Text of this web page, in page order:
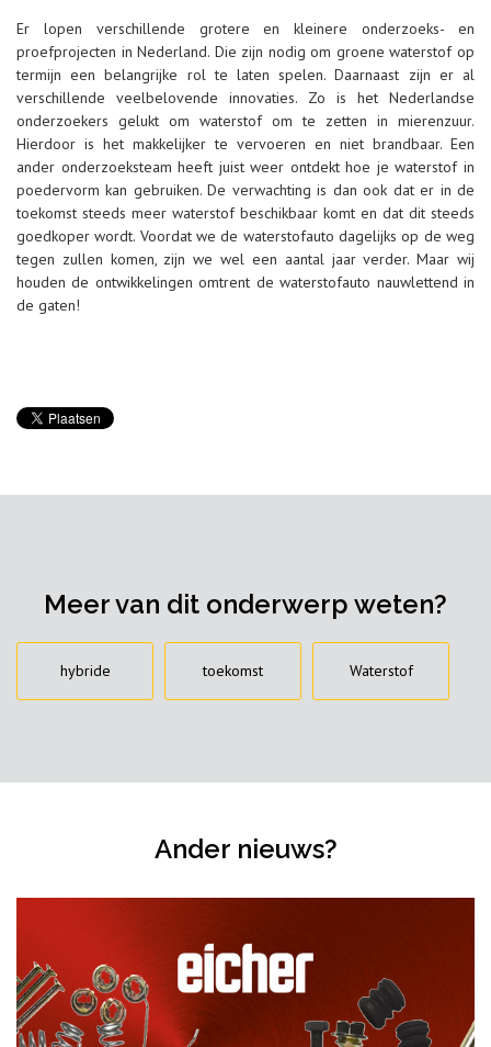
Er lopen verschillende grotere en kleinere onderzoeks- en
proefprojecten in Nederland. Die zijn nodig om groene waterstof op
termijn een belangrijke rol te laten spelen. Daarnaast zijn er al
verschillende veelbelovende innovaties. Zo is het Nederlandse
onderzoekers gelukt om waterstof om te zetten in mierenzuur.
Hierdoor is het makkelijker te vervoeren en niet brandbaar. Een
ander onderzoeksteam heeft juist weer ontdekt hoe je waterstof in
poedervorm kan gebruiken. De verwachting is dan ook dat er in de
toekomst steeds meer waterstof beschikbaar komt en dat dit steeds
goedkoper wordt. Voordat we de waterstofauto dagelijks op de weg
tegen zullen komen, zijn we wel een aantal jaar verder. Maar wij
houden de ontwikkelingen omtrent de waterstofauto nauwlettend in
de gaten!
Meer van dit onderwerp weten?
hybride toekomst Waterstof
Ander nieuws?